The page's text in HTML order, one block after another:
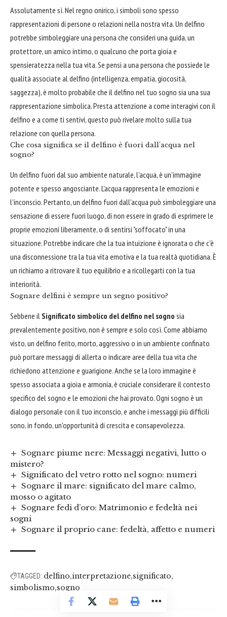
Assolutamente sì. Nel regno onirico, i simboli sono spesso
rappresentazioni di persone o relazioni nella nostra vita. Un delfino
potrebbe simboleggiare una persona che consideri una guida, un
protettore, un amico intimo, o qualcuno che porta gioia e
spensieratezza nella tua vita. Se pensi a una persona che possiede le
qualità associate al delfino (intelligenza, empatia, giocosità,
saggezza), è molto probabile che il delfino nel tuo sogno sia una sua
rappresentazione simbolica. Presta attenzione a come interagivi con il
delfino e a come ti sentivi, questo può rivelare molto sulla tua
relazione con quella persona.
Che cosa significa se il delfino è fuori dall'acqua nel
sogno?
Un delfino fuori dal suo ambiente naturale, l'acqua, è un'immagine
potente e spesso angosciante. L'acqua rappresenta le emozioni e
l'inconscio. Pertanto, un delfino fuori dall'acqua può simboleggiare una
sensazione di essere fuori luogo, di non essere in grado di esprimere le
proprie emozioni liberamente, o di sentirsi "soffocato" in una
situazione. Potrebbe indicare che la tua intuizione è ignorata o che c'è
una disconnessione tra la tua vita emotiva e la tua realtà quotidiana. È
un richiamo a ritrovare il tuo equilibrio e a ricollegarti con la tua
interiorità.
Sognare delfini è sempre un segno positivo?
Sebbene il Significato simbolico del delfino nel sogno sia
prevalentemente positivo, non è sempre e solo così. Come abbiamo
visto, un delfino ferito, morto, aggressivo o in un ambiente confinato
può portare messaggi di allerta o indicare aree della tua vita che
richiedono attenzione e guarigione. Anche se la loro immagine è
spesso associata a gioia e armonia, è cruciale considerare il contesto
specifico del sogno e le emozioni che hai provato. Ogni sogno è un
dialogo personale con il tuo inconscio, e anche i messaggi più difficili
sono, in fondo, un'opportunità di crescita e consapevolezza.
Sognare piume nere: Messaggi negativi, lutto o
mistero?
Significato del vetro rotto nel sogno: numeri
Sognare il mare: significato del mare calmo,
mosso o agitato
Sognare fedi d’oro: Matrimonio e fedeltà nei
sogni
Sognare il proprio cane: fedeltà, affetto e numeri
TAGGED: delfino interpretazione significato
simbolismo sogno